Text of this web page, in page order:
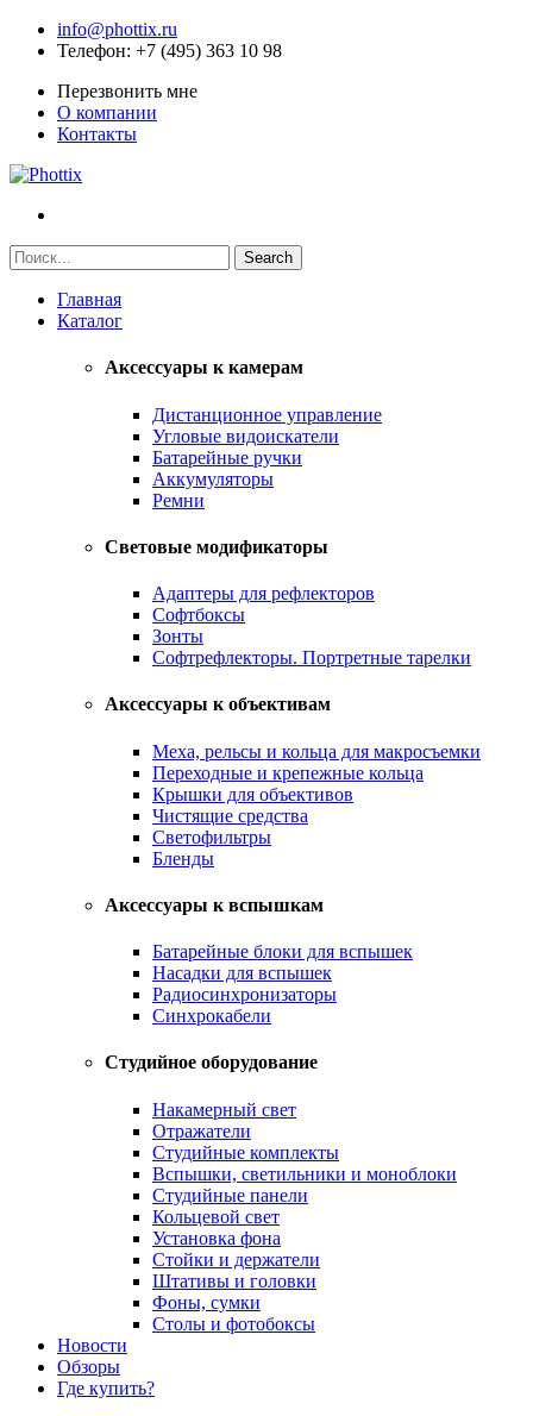
info@phottix.ru
Телефон: +7 (495) 363 10 98
Перезвонить мне
О компании
Контакты
Главная
Каталог
Аксессуары к камерам
Дистанционное управление
Угловые видоискатели
Батарейные ручки
Аккумуляторы
Ремни
Световые модификаторы
Адаптеры для рефлекторов
Софтбоксы
Зонты
Софтрефлекторы. Портретные тарелки
Аксессуары к объективам
Меха, рельсы и кольца для макросъемки
Переходные и крепежные кольца
Крышки для объективов
Чистящие средства
Светофильтры
Бленды
Аксессуары к вспышкам
Батарейные блоки для вспышек
Насадки для вспышек
Радиосинхронизаторы
Синхрокабели
Студийное оборудование
Накамерный свет
Отражатели
Студийные комплекты
Вспышки, светильники и моноблоки
Студийные панели
Кольцевой свет
Установка фона
Стойки и держатели
Штативы и головки
Фоны, сумки
Столы и фотобоксы
Новости
Обзоры
Где купить?